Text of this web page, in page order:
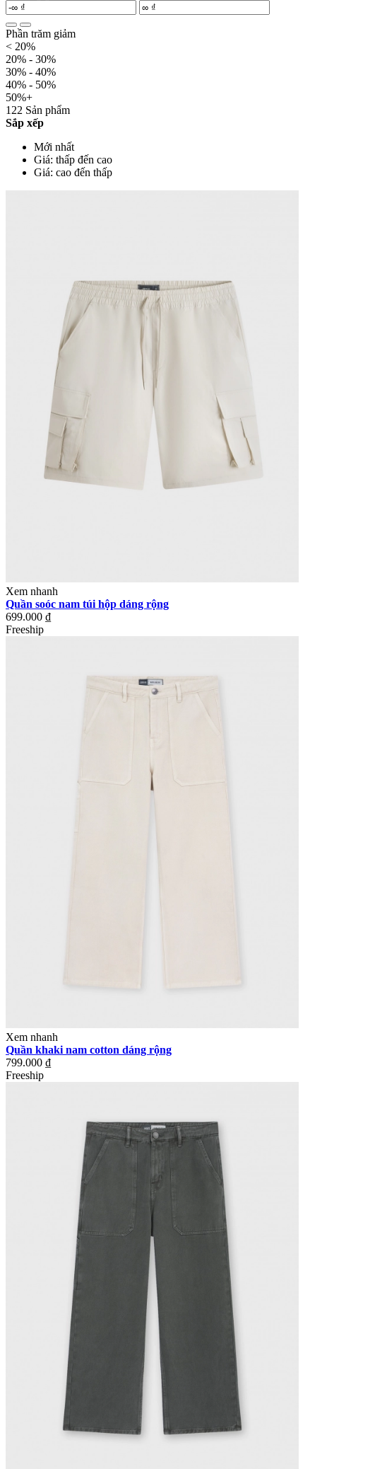
Phần trăm giảm
< 20%
20% - 30%
30% - 40%
40% - 50%
50%+
122 Sản phẩm
Sắp xếp
Mới nhất
Giá: thấp đến cao
Giá: cao đến thấp
Xem nhanh
Quần soóc nam túi hộp dáng rộng
699.000 ₫
Freeship
Xem nhanh
Quần khaki nam cotton dáng rộng
799.000 ₫
Freeship